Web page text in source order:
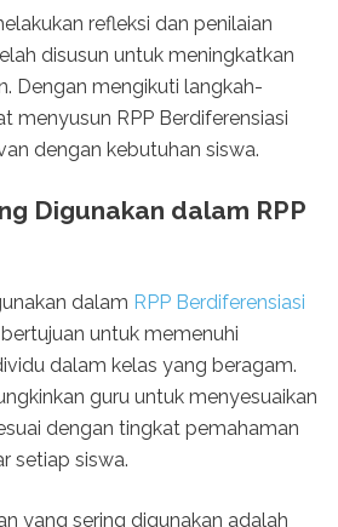
refleksi dan penilaian
disusun untuk meningkatkan
Dengan mengikuti langkah-
menyusun RPP Berdiferensiasi
dengan kebutuhan siswa.
Digunakan dalam RPP
dalam RPP Berdiferensiasi
untuk memenuhi
dalam kelas yang beragam.
guru untuk menyesuaikan
dengan tingkat pemahaman
setiap siswa.
yang sering digunakan adalah